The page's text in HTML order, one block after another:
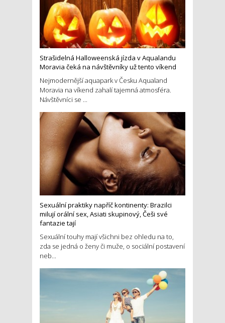
Strašidelná Halloweenská jízda v Aqualandu
Moravia čeká na návštěvníky už tento víkend
Nejmodernější aquapark v Česku Aqualand
Moravia na víkend zahalí tajemná atmosféra.
Návštěvníci se ...
Sexuální praktiky napříč kontinenty: Brazilci
milují orální sex, Asiati skupinový, Češi své
fantazie tají
Sexuální touhy mají všichni bez ohledu na to,
zda se jedná o ženy či muže, o sociální postavení
neb...